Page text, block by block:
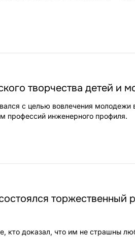
творчества детей и
с целью вовлечения молодежи
профессий инженерного профиля.
торжественный
кто доказал, что им не страшны